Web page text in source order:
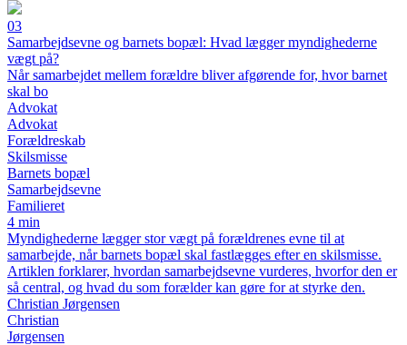
03
Samarbejdsevne og barnets bopæl: Hvad lægger myndighederne
vægt på?
Når samarbejdet mellem forældre bliver afgørende for, hvor barnet
skal bo
Advokat
Advokat
Forældreskab
Skilsmisse
Barnets bopæl
Samarbejdsevne
Familieret
4 min
Myndighederne lægger stor vægt på forældrenes evne til at
samarbejde, når barnets bopæl skal fastlægges efter en skilsmisse.
Artiklen forklarer, hvordan samarbejdsevne vurderes, hvorfor den er
så central, og hvad du som forælder kan gøre for at styrke den.
Christian Jørgensen
Christian
Jørgensen